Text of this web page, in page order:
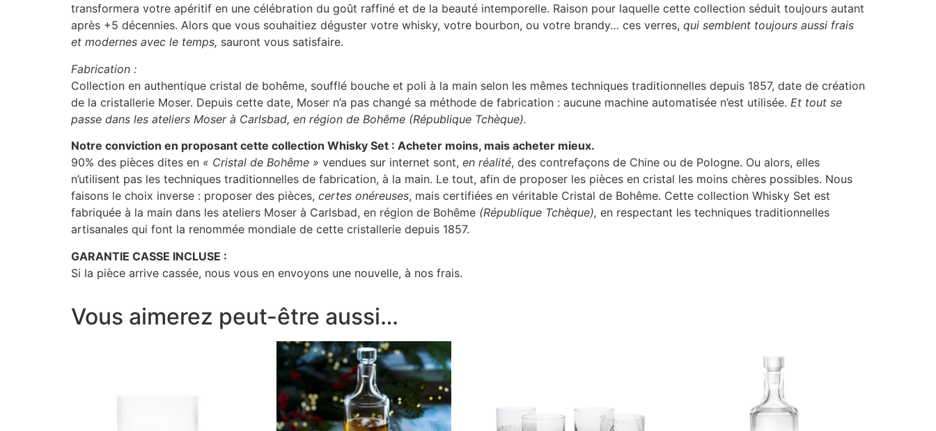
transformera votre apéritif en une célébration du goût raffiné et de la beauté intemporelle. Raison pour laquelle cette collection séduit toujours autant
après +5 décennies. Alors que vous souhaitiez déguster votre whisky, votre bourbon, ou votre brandy… ces verres, qui semblent toujours aussi frais
et modernes avec le temps, sauront vous satisfaire.
Fabrication :
Collection en authentique cristal de bohême, soufflé bouche et poli à la main selon les mêmes techniques traditionnelles depuis 1857, date de création
de la cristallerie Moser. Depuis cette date, Moser n’a pas changé sa méthode de fabrication : aucune machine automatisée n’est utilisée. Et tout se
passe dans les ateliers Moser à Carlsbad, en région de Bohême (République Tchèque).
Notre conviction en proposant cette collection Whisky Set : Acheter moins, mais acheter mieux.
90% des pièces dites en « Cristal de Bohême » vendues sur internet sont, en réalité, des contrefaçons de Chine ou de Pologne. Ou alors, elles
n’utilisent pas les techniques traditionnelles de fabrication, à la main. Le tout, afin de proposer les pièces en cristal les moins chères possibles. Nous
faisons le choix inverse : proposer des pièces, certes onéreuses, mais certifiées en véritable Cristal de Bohême. Cette collection Whisky Set est
fabriquée à la main dans les ateliers Moser à Carlsbad, en région de Bohême (République Tchèque), en respectant les techniques traditionnelles
artisanales qui font la renommée mondiale de cette cristallerie depuis 1857.
GARANTIE CASSE INCLUSE :
Si la pièce arrive cassée, nous vous en envoyons une nouvelle, à nos frais.
Vous aimerez peut-être aussi…